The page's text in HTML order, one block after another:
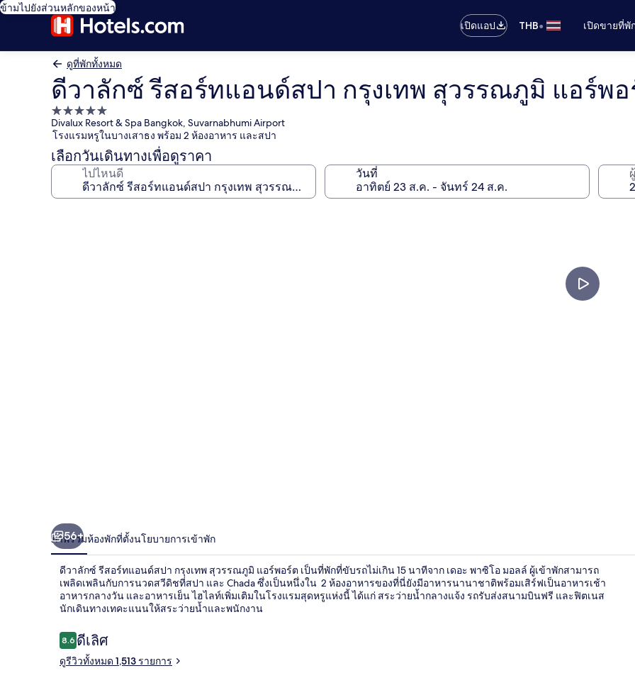
ข้ามไปยังส่วนหลักของหน้า
เปิดแอป
THB• เปิดขายที่
ดูที่พักทั้งหมด
ดีวาลักซ์ รีสอร์ทแอนด์สปา กรุงเทพ สุวรรณภูมิ แอร์พ
ที่พัก
5.0
ดาว
Divalux Resort & Spa Bangkok, Suvarnabhumi Airport
โรงแรมหรูในบางเสาธง พร้อม 2 ห้องอาหาร และสปา
เลือกวันเดินทางเพื่อดูราคา
ไปไหนดี วันที่
สุวรรณภูมิ
แอร์
พอร์ต
56+
ภาพรวมห้องพักที่ตั้งนโยบายการเข้าพัก
ดีวาลักซ์ รีสอร์ทแอนด์สปา กรุงเทพ สุวรรณภูมิ แอร์พอร์ต เป็นที่พักที่ขับรถไม่เกิน 15 นาทีจาก เดอะ พาซิโอ มอลล์ ผู้เข้าพักสามารถ
เพลิดเพลินกับการนวดสวีดิชที่สปา และ Chada ซึ่งเป็นหนึ่งใน 2 ห้องอาหารของที่นี่ยังมีอาหารนานาชาติพร้อมเสิร์ฟเป็นอาหารเช้า
อาหารกลางวัน และอาหารเย็น ไฮไลท์เพิ่มเติมในโรงแรมสุดหรูแห่งนี้ ได้แก่ สระว่ายน้ำกลางแจ้ง รถรับส่งสนามบินฟรี และฟิตเนส
นักเดินทางเทคะแนนให้สระว่ายน้ำและพนักงาน
รีวิว
8.68.6 จาก 10
ดีเลิศ
ดูรีวิวทั้งหมด 1,513 รายการ